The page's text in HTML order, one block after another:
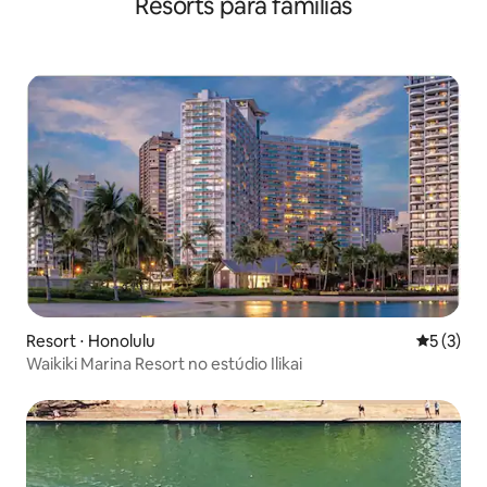
Resort ⋅ Honolulu 5 de
5 (3)
Waikiki Marina Resort no estúdio Ilikai